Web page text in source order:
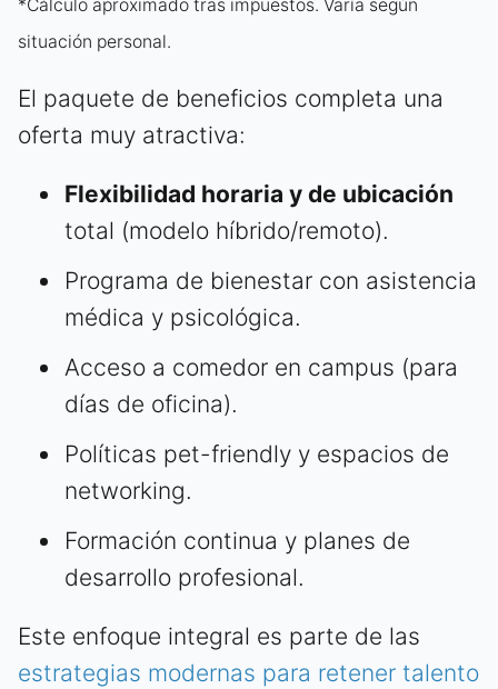
*Cálculo aproximado tras impuestos. Varía según
situación personal.
El paquete de beneficios completa una
oferta muy atractiva:
Flexibilidad horaria y de ubicación
total (modelo híbrido/remoto).
Programa de bienestar con asistencia
médica y psicológica.
Acceso a comedor en campus (para
días de oficina).
Políticas pet-friendly y espacios de
networking.
Formación continua y planes de
desarrollo profesional.
Este enfoque integral es parte de las
estrategias modernas para retener talento